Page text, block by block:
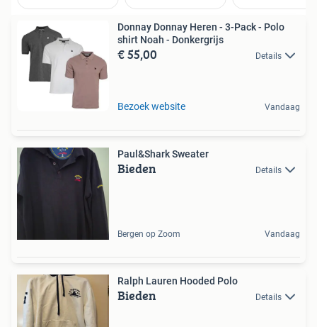
Donnay Donnay Heren - 3-Pack - Polo
shirt Noah - Donkergrijs
€ 55,00 Details
Bezoek website Vandaag
Paul&Shark Sweater
Bieden Details
Bergen op Zoom Vandaag
Ralph Lauren Hooded Polo
Bieden Details